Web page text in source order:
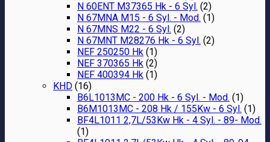
N 60ENT M37365 Hk - 6 Syl. (2)
N 67MNA M15 - 6 Syl. - Mod. (1)
N 67MNS M22 - 6 Syl. (2)
N 67MNT M28276 Hk - 6 Syl. (2)
NEF 250250 Hk (1)
NEF 370365 Hk (2)
NEF 400394 Hk (1)
KHD (16)
B6L1013MC - 200 Hk - 6 Syl. - Mod. (1)
B6M1013MC - 208 Hk / 155Kw - 6 Syl. (1)
BF4L1011 2,7L/53Kw Hk - 4 Syl. - 89- Mod.
(1)